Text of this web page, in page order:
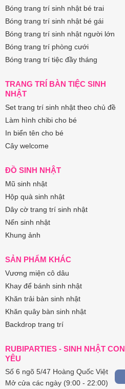
Bóng trang trí sinh nhật bé trai
Bóng trang trí sinh nhật bé gái
Bóng trang trí sinh nhật người lớn
Bóng trang trí phòng cưới
Bóng trang trí tiệc đầy tháng
TRANG TRÍ BÀN TIỆC SINH
NHẬT
Set trang trí sinh nhật theo chủ đề
Làm hình chibi cho bé
In biển tên cho bé
Cây welcome
ĐỒ SINH NHẬT
Mũ sinh nhật
Hộp quà sinh nhật
Dây cờ trang trí sinh nhật
Nến sinh nhật
Khung ảnh
SẢN PHẨM KHÁC
Vương miện cô dâu
Khay để bánh sinh nhật
Khăn trải bàn sinh nhật
Khăn quây bàn sinh nhật
Backdrop trang trí
RUBIPARTIES - SINH NHẬT CON
YÊU
Số 6 ngõ 5/47 Hoàng Quốc Việt
Mở cửa các ngày (9:00 - 22:00)